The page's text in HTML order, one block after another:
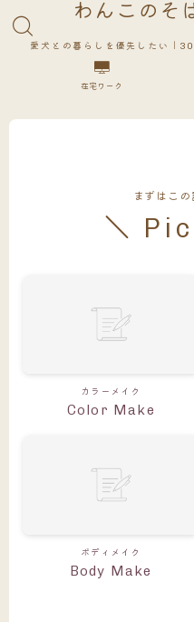
わんこのそ
愛犬との暮らしを優先したい｜
在宅ワーク
まずはこ
＼
カラーメイク
Color Make
ボディメイク
Body Make